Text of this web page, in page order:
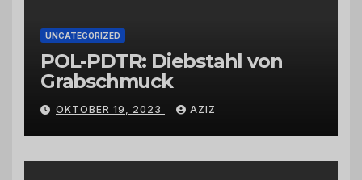
UNCATEGORIZED
POL-PDTR: Diebstahl von
Grabschmuck
OKTOBER 19, 2023 AZIZ